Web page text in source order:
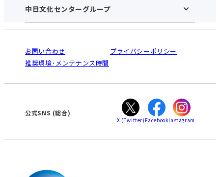
アクセス･営業時間
お申し込みの流れ
入会と受講のご案内
中日文化センターHOME
中日文化センターとは
受講規約・会員特典
ご利用ガイド
オンライン講座受講の手順
WEBサイトのよくある質問
中日文化センターグループ
南大高
犬山
高蔵寺
大垣
津
お問い合わせ
プライバシーポリシー
推奨環境･メンテナンス時間
公式SNS (総合)
X (Twitter) FacebookInstagram